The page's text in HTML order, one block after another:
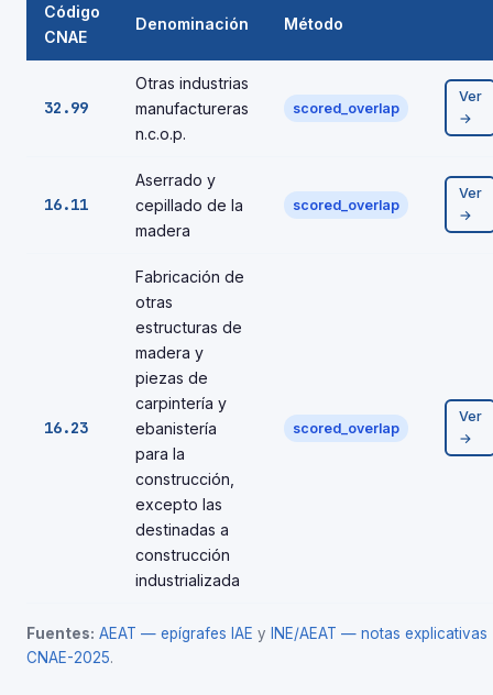
Código
CNAE
Denominación Método
32.99
Otras industrias
manufactureras
n.c.o.p.
scored_overlap
Ver
→
16.11
Aserrado y
cepillado de la
madera
scored_overlap
Ver
→
16.23
Fabricación de
otras
estructuras de
madera y
piezas de
carpintería y
ebanistería
para la
construcción,
excepto las
destinadas a
construcción
industrializada
scored_overlap
Ver
→
Fuentes: AEAT — epígrafes IAE y
INE/AEAT — notas explicativas
CNAE-2025.